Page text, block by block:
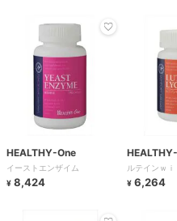
HEALTHY-One
イーストエンザイム
¥ 8,424
ルテインｗ
¥ 6,264